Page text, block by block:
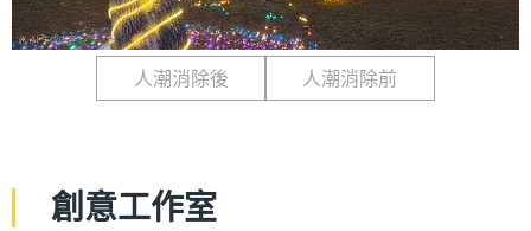
人潮消除後 人潮消除前
創意工作室